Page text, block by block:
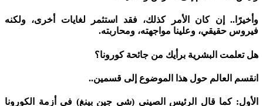
وأخيرًا.. إن كان الأمر كذلك، فقد استثمر لغايات أخرى، ولكنه
فيروس حقيقي، وعلينا مواجهته، ومحاربته.
هل تعلمت البشرية برأيك من جائحة كورونا؟
انقسم العالم حول هذا الموضوع إلى قسمين..
الأول: كما قال الرئيس الصيني (شي جين بينغ) في أزمة الكورونا